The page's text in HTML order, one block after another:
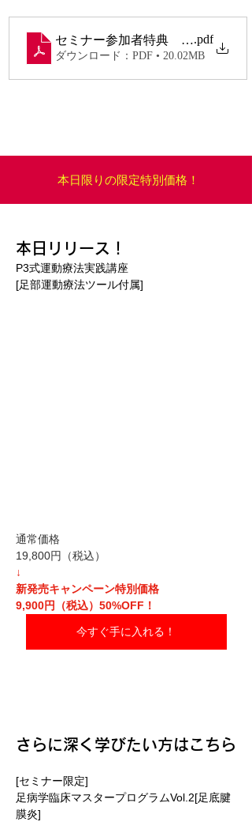
セミナー参加者特典 足底腱膜炎
.pdf
ダウンロード：PDF • 20.02MB
本日限りの限定特別価格！
本日リリース！
P3式運動療法実践講座
[足部運動療法ツール付属]
通常価格
19,800円（税込）
↓
新発売キャンペーン特別価格
9,900円（税込）50%OFF！
今すぐ手に入れる！
さらに深く学びたい方はこちら
[セミナー限定]
足病学臨床マスタープログラムVol.2[足底腱
膜炎]